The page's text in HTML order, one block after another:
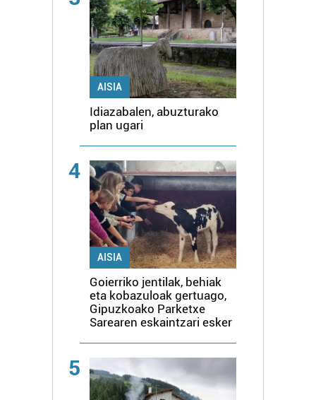
AISIA
Idiazabalen, abuzturako
plan ugari
4
AISIA
Goierriko jentilak, behiak
eta kobazuloak gertuago,
Gipuzkoako Parketxe
Sarearen eskaintzari esker
5